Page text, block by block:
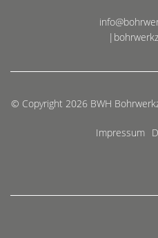
© Copyright 2026 BWH
Impressum